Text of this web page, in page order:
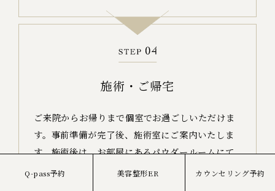
施術・ご帰宅
ご来院からお帰りまで個室でお過ごしいただけま
す。 事前準備が完了後、施術室にご案内いたしま
す。施術後は、お部屋にあるパウダールームにて
お支度がお済みになり次第、ご帰宅いただきま